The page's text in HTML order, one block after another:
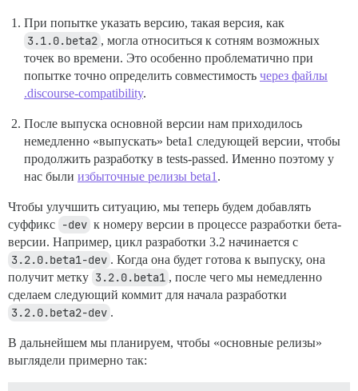
При попытке указать версию, такая версия, как
3.1.0.beta2 , могла относиться к сотням возможных
точек во времени. Это особенно проблематично при
попытке точно определить совместимость через файлы
.discourse-compatibility.
После выпуска основной версии нам приходилось
немедленно «выпускать» beta1 следующей версии, чтобы
продолжить разработку в tests-passed. Именно поэтому у
нас были избыточные релизы beta1 .
Чтобы улучшить ситуацию, мы теперь будем добавлять
суффикс -dev к номеру версии в процессе разработки бета-
версии. Например, цикл разработки 3.2 начинается с
3.2.0.beta1-dev . Когда она будет готова к выпуску, она
получит метку 3.2.0.beta1 , после чего мы немедленно
сделаем следующий коммит для начала разработки
3.2.0.beta2-dev .
В дальнейшем мы планируем, чтобы «основные релизы»
выглядели примерно так: